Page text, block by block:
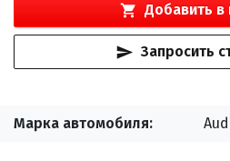
Добавить в
Запросить
Марка автомобиля